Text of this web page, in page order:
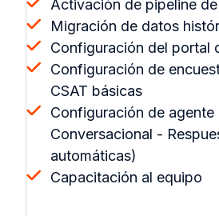
Activación de pipeline
Migración de datos
Configuración del portal
Configuración de
CSAT básicas
Configuración de
Conversacional -
automáticas)
Capacitación al equipo